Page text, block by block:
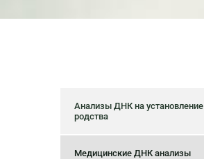
Анализы ДНК на установление
родства
Медицинские ДНК анализы